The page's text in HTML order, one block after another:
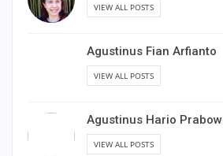
VIEW ALL POSTS
Agustinus Fian Arfianto
VIEW ALL POSTS
Agustinus Hario Prabowo